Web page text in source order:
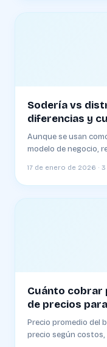
Sodería vs
diferencias y
Aunque se usan
modelo de negocio,
17 de enero de 2026 ·
Cuánto cobrar
de precios
Precio promedio del
precio según costos,